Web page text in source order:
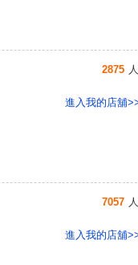
進入我的店舖
2875 人
進入我的店舖
7057 人